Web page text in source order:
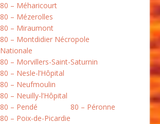
80 – Méharicourt
80 – Mézerolles
80 – Miraumont
80 – Montdidier Nécropole
Nationale
80 – Morvillers-Saint-Saturnin
80 – Nesle-l’Hôpital
80 – Neufmoulin
80 – Neuilly-l’Hôpital
80 – Pendé
80 – Péronne
80 – Poix-de-Picardie